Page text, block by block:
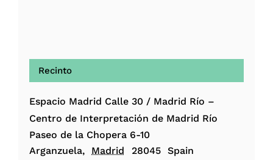
Recinto
Espacio Madrid Calle 30 / Madrid Río –
Centro de Interpretación de Madrid Río
Paseo de la Chopera 6-10
Arganzuela, Madrid 28045 Spain